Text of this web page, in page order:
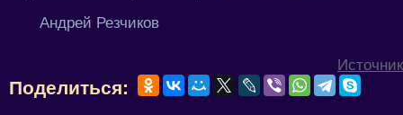
Андрей Резчиков
Источник
Поделиться: